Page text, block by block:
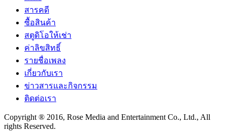
สารคดี
ซื้อสินค้า
สตูดิโอให้เช่า
ค่าลิขสิทธิ์
รายชื่อเพลง
เกี่ยวกับเรา
ข่าวสารและกิจกรรม
ติดต่อเรา
Copyright ® 2016, Rose Media and Entertainment Co., Ltd., All
rights Reserved.